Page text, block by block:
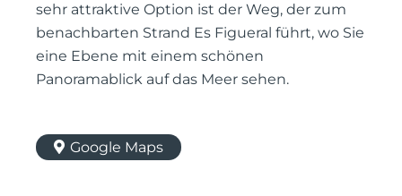
sehr attraktive Option ist der Weg, der zum
benachbarten Strand Es Figueral führt, wo Sie
eine Ebene mit einem schönen
Panoramablick auf das Meer sehen.
Google Maps